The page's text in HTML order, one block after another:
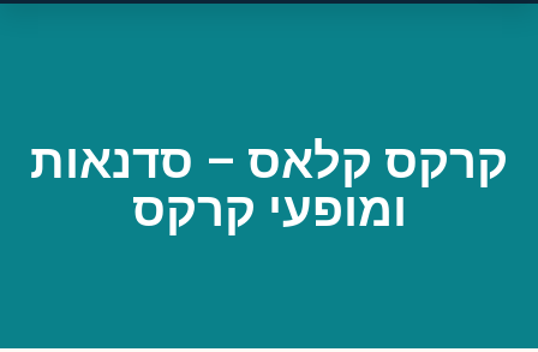
קרקס קלאס – סדנאות
ומופעי קרקס